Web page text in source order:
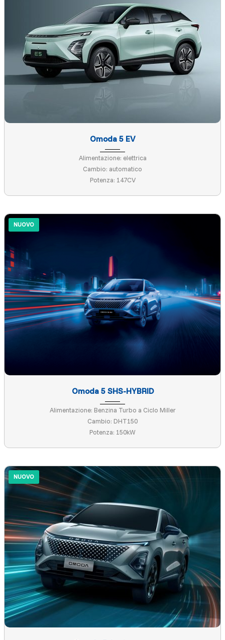
Omoda 5 EV
Alimentazione: elettrica
Cambio: automatico
Potenza: 147CV
NUOVO
Omoda 5 SHS-HYBRID
Alimentazione: Benzina Turbo a Ciclo Miller
Cambio: DHT150
Potenza: 150kW
NUOVO